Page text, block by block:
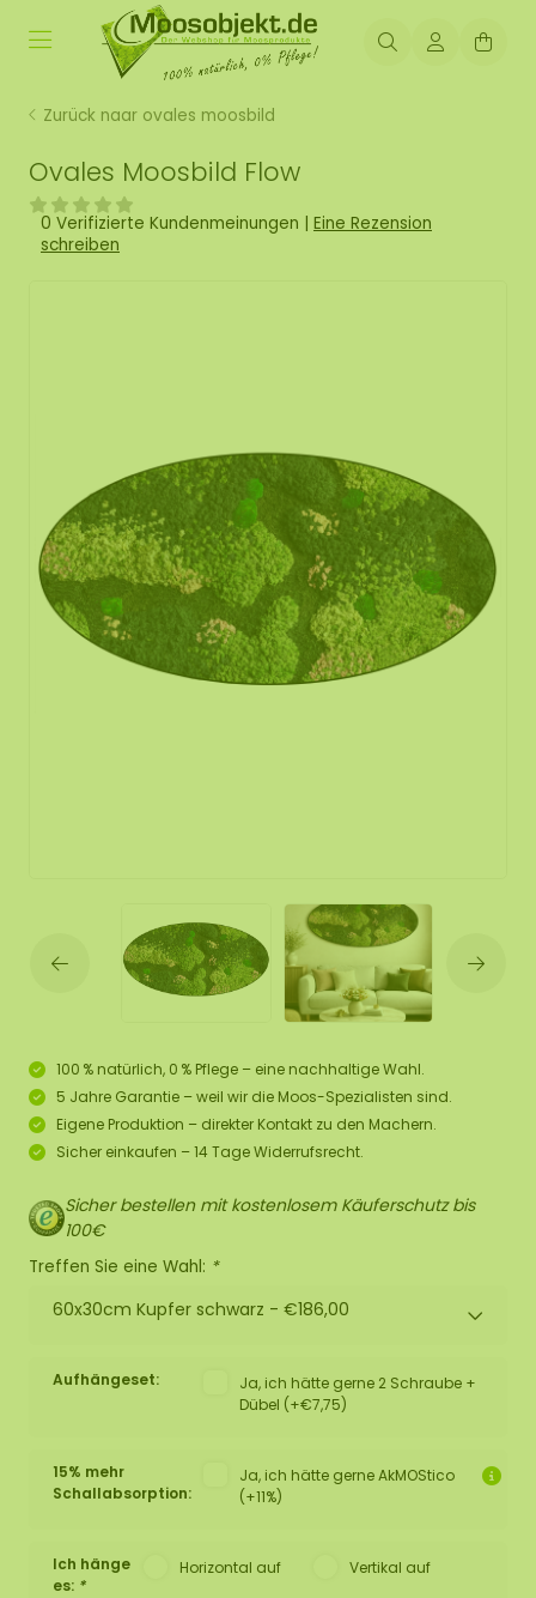
Zurück naar ovales moosbild
Ovales Moosbild Flow
0 Verifizierte Kundenmeinungen | Eine Rezension
schreiben
100 % natürlich, 0 % Pflege – eine nachhaltige Wahl.
5 Jahre Garantie – weil wir die Moos-Spezialisten sind.
Eigene Produktion – direkter Kontakt zu den Machern.
Sicher einkaufen – 14 Tage Widerrufsrecht.
Sicher bestellen mit kostenlosem Käuferschutz bis
100€
Treffen Sie eine Wahl: *
60x30cm Kupfer schwarz - €186,00
Aufhängeset:
Ja, ich hätte gerne 2 Schraube +
Dübel (+€7,75)
15% mehr
Schallabsorption:
Ja, ich hätte gerne AkMOStico
(+11%)
Ich hänge
es: *
Horizontal auf Vertikal auf